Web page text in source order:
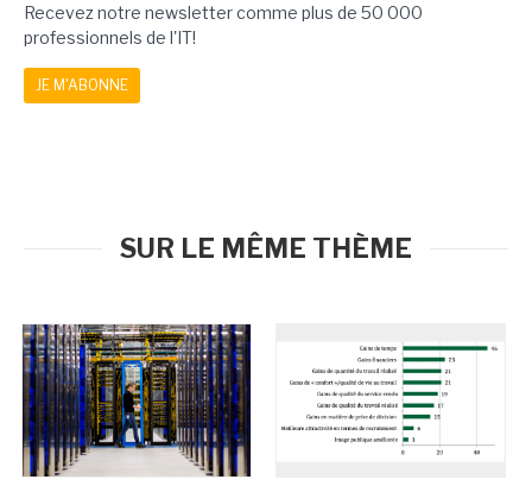
Recevez notre newsletter comme plus de 50 000
professionnels de l'IT!
JE M'ABONNE
SUR LE MÊME THÈME